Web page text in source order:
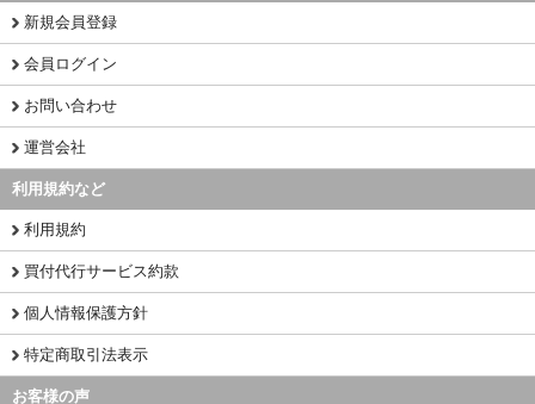
新規会員登録
会員ログイン
お問い合わせ
運営会社
利用規約など
利用規約
買付代行サービス約款
個人情報保護方針
特定商取引法表示
お客様の声